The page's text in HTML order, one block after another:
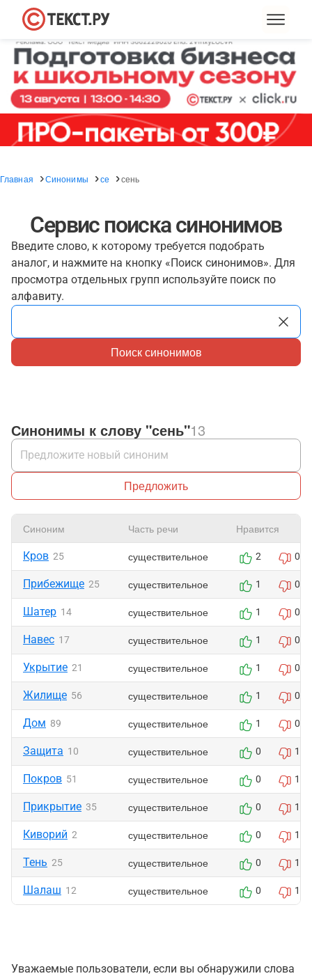
Главная Синонимы се сень
Сервис поиска синонимов
Введите слово, к которому требуется подобрать
аналог, и нажмите на кнопку «Поиск синонимов». Для
просмотра отдельных групп используйте поиск по
алфавиту.
Поиск синонимов
Синонимы к слову "сень"13
Предложить
Синоним Часть речи Нравится
Кров 25 существительное 2 0
Прибежище 25 существительное 1 0
Шатер 14 существительное 1 0
Навес 17 существительное 1 0
Укрытие 21 существительное 1 0
Жилище 56 существительное 1 0
Дом 89 существительное 1 0
Защита 10 существительное 0 1
Покров 51 существительное 0 1
Прикрытие 35 существительное 0 1
Киворий 2 существительное 0 1
Тень 25 существительное 0 1
Шалаш 12 существительное 0 1
Уважаемые пользователи, если вы обнаружили слова